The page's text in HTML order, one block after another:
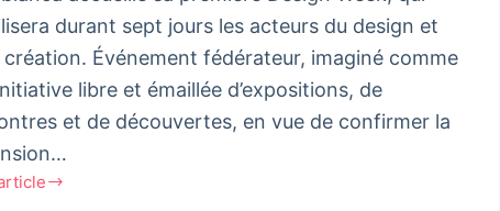
durant sept jours les acteurs du design et
création. Événement fédérateur, imaginé comme
libre et émaillée d’expositions, de
et de découvertes, en vue de confirmer la